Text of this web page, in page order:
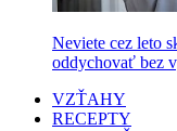
Neviete cez leto
oddychovať bez
VZŤAHY
RECEPTY